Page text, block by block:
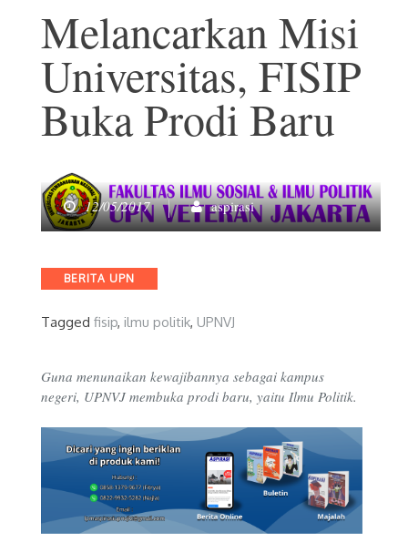
Melancarkan Misi
Universitas, FISIP
Buka Prodi Baru
12/05/2017 aspirasi
Categories
BERITA UPN
Tagged fisip, ilmu politik, UPNVJ
Guna menunaikan kewajibannya sebagai kampus
negeri, UPNVJ membuka prodi baru, yaitu Ilmu Politik.